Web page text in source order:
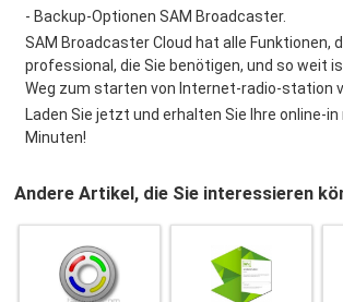
- Backup-Optionen SAM Broadcaster.
SAM Broadcaster Cloud hat alle Funktionen,
professional, die Sie benötigen, und so weit
Weg zum starten von Internet-radio-station
Laden Sie jetzt und erhalten Sie Ihre online-in
Minuten!
Andere Artikel, die Sie interessieren